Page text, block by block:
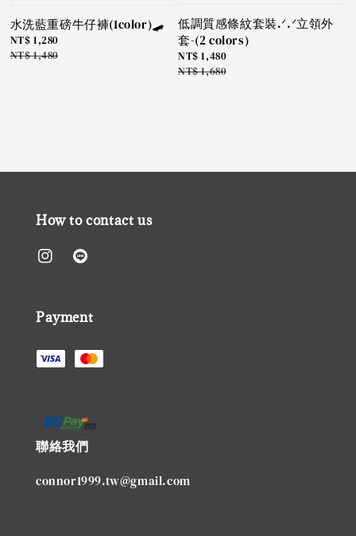
水洗藍重磅牛仔褲(1color)🛹
Sale
price
NT$ 1,280
Regular
NT$ 1,480
低調質感條紋套裝.ᐟ.ᐟ立領外
套-(2 colors)
Sale
price
NT$ 1,480
Regular
NT$ 1,680
How to contact us
Payment
聯絡我們
connor1999.tw@gmail.com